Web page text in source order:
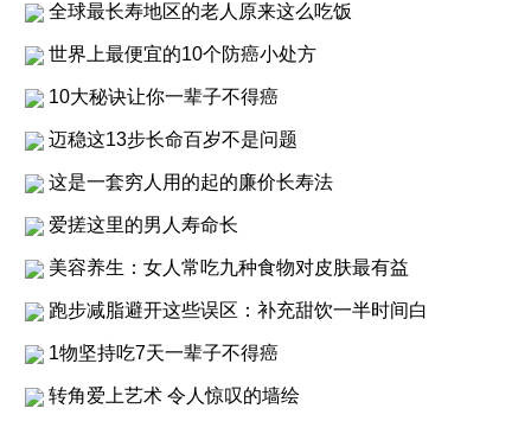
全球最长寿地区的老人原来这么吃饭
世界上最便宜的10个防癌小处方
10大秘诀让你一辈子不得癌
迈稳这13步长命百岁不是问题
这是一套穷人用的起的廉价长寿法
爱搓这里的男人寿命长
美容养生：女人常吃九种食物对皮肤最有益
跑步减脂避开这些误区：补充甜饮一半时间白
1物坚持吃7天一辈子不得癌
转角爱上艺术 令人惊叹的墙绘